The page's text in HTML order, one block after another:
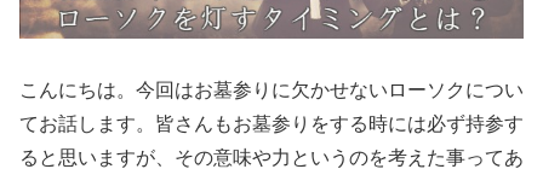
こんにちは。今回はお墓参りに欠かせないローソクについ
てお話します。皆さんもお墓参りをする時には必ず持参す
ると思いますが、その意味や力というのを考えた事ってあ